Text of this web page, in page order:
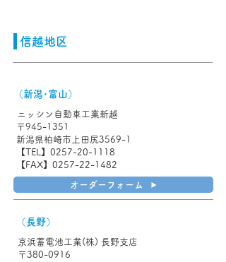
信越地区
（新潟･富山）
ニッシン自動車工業新越
〒945-1351
新潟県柏崎市上田尻3569-1
【TEL】0257-20-1118
【FAX】0257-22-1482
オーダーフォーム
（長野）
京浜蓄電池工業(株) 長野支店
〒380-0916